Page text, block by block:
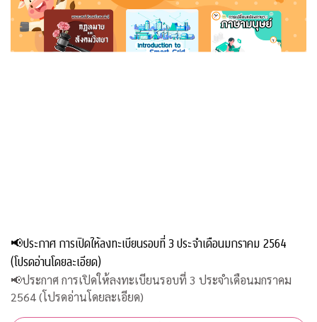
📢ประกาศ การเปิดให้ลงทะเบียนรอบที่ 3 ประจำเดือนมกราคม 2564
(โปรดอ่านโดยละเอียด)
📢ประกาศ การเปิดให้ลงทะเบียนรอบที่ 3 ประจำเดือนมกราคม
2564 (โปรดอ่านโดยละเอียด)